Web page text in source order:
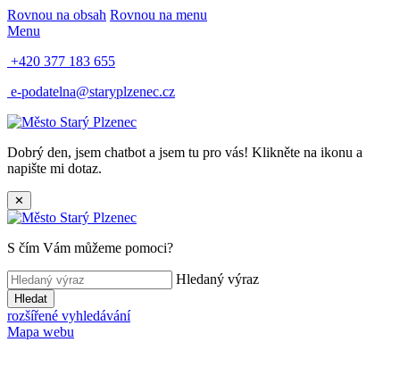
Rovnou na obsah Rovnou na menu
Menu
+420 377 183 655
e-podatelna@staryplzenec.cz
Dobrý den, jsem chatbot a jsem tu pro vás! Klikněte na ikonu a
napište mi dotaz.
✕
S čím Vám můžeme pomoci?
Hledaný výraz
Hledat
rozšířené vyhledávání
Mapa webu